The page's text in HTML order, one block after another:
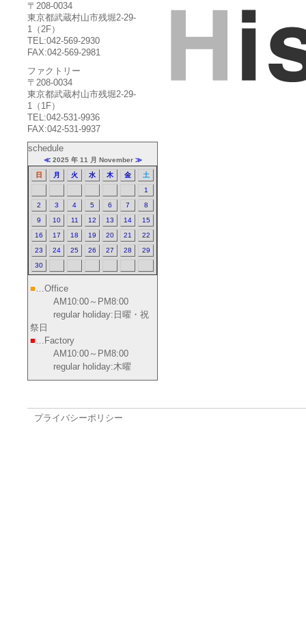
〒208-0034
東京都武蔵村山市残堀2-29-
1（2F）
TEL:042-569-2930
FAX:042-569-2981
ファクトリー
〒208-0034
東京都武蔵村山市残堀2-29-
1（1F）
TEL:042-531-9936
FAX:042-531-9937
schedule
≪2025 年 11 月 November ≫
日
月 火 水 木 金
土
1
2
3 4 5 6 7
8
9
10 11 12 13 14
15
16
17 18 19 20 21
22
23
24 25 26 27 28
29
30
■…Office
AM10:00～PM8:00
regular holiday:日曜・祝
祭日
■…Factory
AM10:00～PM8:00
regular holiday:木曜
プライバシーポリシー